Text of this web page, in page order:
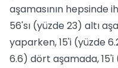
aşamasının hepsinde
56'sı (yüzde 23) altı
yaparken, 15'i (yüzde
6.6) dört aşamada,